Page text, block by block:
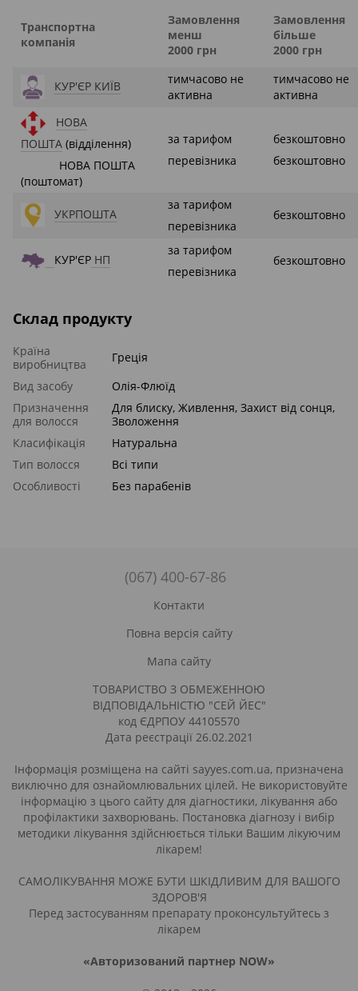
Транспортна
компанія
Замовлення
менш
2000 грн
Замовлення
більше
2000 грн
КУР'ЄР КИЇВ
тимчасово не
активна
тимчасово не
активна
НОВА
ПОШТА (відділення)
НОВА ПОШТА
(поштомат)
за тарифом
перевізника
безкоштовно
безкоштовно
УКРПОШТА
за тарифом
перевізника
безкоштовно
КУР'ЄР НП
за тарифом
перевізника
безкоштовно
Склад продукту
Країна
виробництва
Греція
Вид засобу
Олія-Флюїд
Призначення
для волосся
Для блиску, Живлення, Захист від сонця,
Зволоження
Класифікація
Натуральна
Тип волосся
Всі типи
Особливості
Без парабенів
(067) 400-67-86
Контакти
Повна версія сайту
Мапа сайту
ТОВАРИСТВО З ОБМЕЖЕННОЮ
ВІДПОВІДАЛЬНІСТЮ "СЕЙ ЙЕС"
код ЄДРПОУ 44105570
Дата реєстрації 26.02.2021
Інформація розміщена на сайті sayyes.com.ua, призначена
виключно для ознайомлювальних цілей. Не використовуйте
інформацію з цього сайту для діагностики, лікування або
профілактики захворювань. Постановка діагнозу і вибір
методики лікування здійснюється тільки Вашим лікуючим
лікарем!
САМОЛІКУВАННЯ МОЖЕ БУТИ ШКІДЛИВИМ ДЛЯ ВАШОГО
ЗДОРОВ'Я
Перед застосуванням препарату проконсультуйтесь з
лікарем
«Авторизований партнер NOW»